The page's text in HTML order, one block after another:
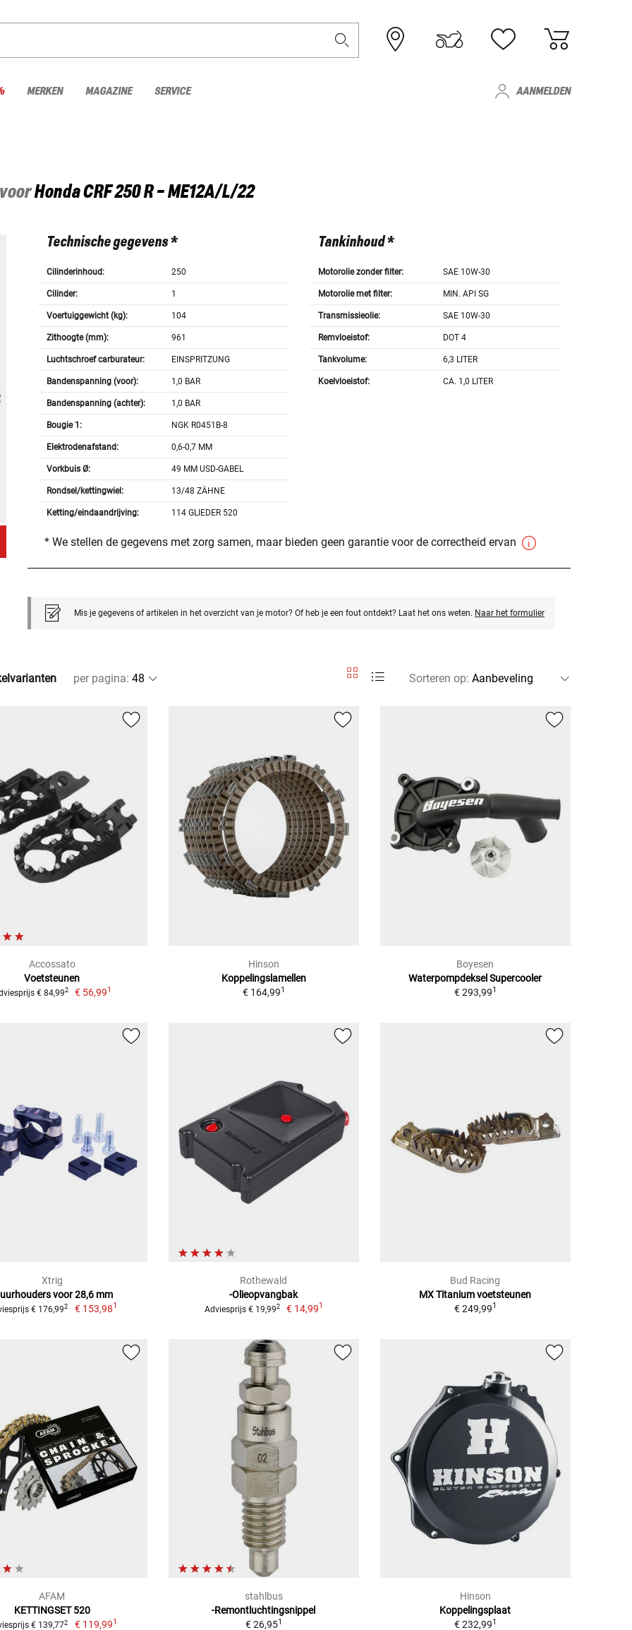
MERKEN MAGAZINE SERVICE AANMELDEN
HondaCRF 250 R - ME12A/L/22
Technische gegevens *
Cilinderinhoud: 250
Cilinder: 1
Voertuiggewicht (kg): 104
Zithoogte (mm): 961
Luchtschroef carburateur: EINSPRITZUNG
Bandenspanning (voor): 1,0 BAR
Bandenspanning (achter): 1,0 BAR
Bougie 1: NGK R0451B-8
Elektrodenafstand: 0,6-0,7 MM
Vorkbuis Ø: 49 MM USD-GABEL
Rondsel/kettingwiel: 13/48 ZÄHNE
Ketting/eindaandrijving: 114 GLIEDER 520
Tankinhoud *
Motorolie zonder filter: SAE 10W-30
Motorolie met filter: MIN. API SG
Transmissieolie: SAE 10W-30
Remvloeistof: DOT 4
Tankvolume: 6,3 LITER
Koelvloeistof: CA. 1,0 LITER
* We stellen de gegevens met zorg samen, maar bieden geen garantie voor de correctheid ervan
Mis je gegevens of artikelen in het overzicht van je motor? Of heb je een fout ontdekt? Laat het ons weten. Naar het formulier
per pagina: Sorteren op:
Accossato
Voetsteunen
€ 84,992 € 56,991
Hinson
Koppelingslamellen
€ 164,991
Boyesen
Waterpompdeksel Supercooler
€ 293,991
Xtrig
voor 28,6 mm
€ 176,992 € 153,981
Rothewald
-Olieopvangbak
Adviesprijs € 19,992 € 14,991
Bud Racing
MX Titanium voetsteunen
€ 249,991
AFAM
KETTINGSET 520
€ 139,772 € 119,991
stahlbus
-Remontluchtingsnippel
€ 26,951
Hinson
Koppelingsplaat
€ 232,991